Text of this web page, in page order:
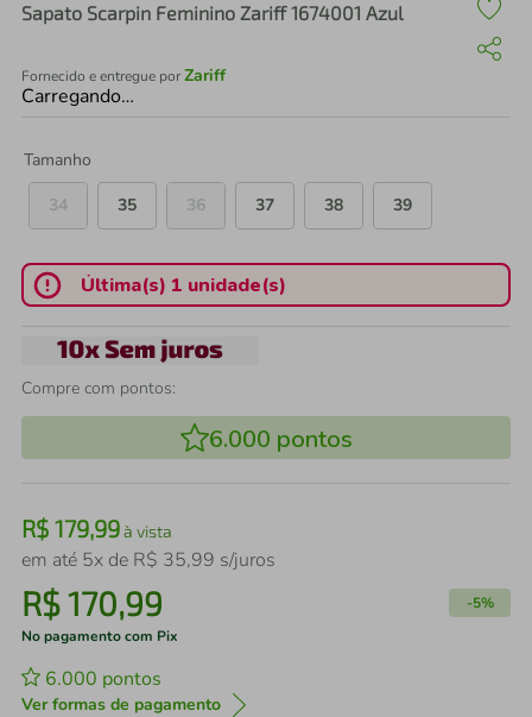
Sapato Scarpin Feminino Zariff 1674001 Azul
Fornecido e entregue porZariff
Carregando…
Tamanho
34
35 36 37 38 39
Última(s) 1 unidade(s)
Compre com pontos:
6.000 pontos
R$ 179,99à vista
em até 5x de R$ 35,99 s/juros
R$170,99 -5%
No pagamento com Pix
6.000 pontos
Ver formas de pagamento